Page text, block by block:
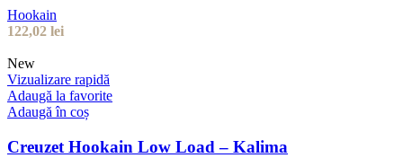
Hookain
122,02 lei
New
Vizualizare rapidă
Adaugă la favorite
Adaugă în coș
Creuzet Hookain Low Load – Kalima